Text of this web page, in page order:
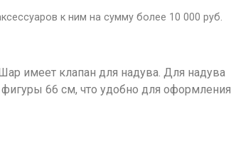
к ним на сумму более 10 000 руб.
имеет клапан для надува. Для надува
66 см, что удобно для оформления